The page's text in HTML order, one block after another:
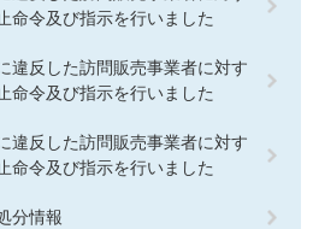
命令及び指示を行いました
違反した訪問販売事業者に対す
命令及び指示を行いました
違反した訪問販売事業者に対す
命令及び指示を行いました
分情報